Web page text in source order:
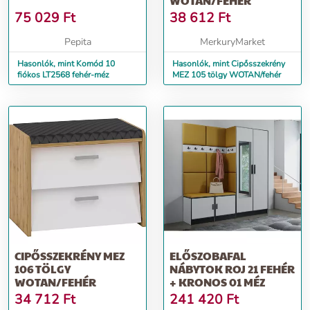
75 029 Ft
Pepita
Hasonlók, mint Komód 10
fiókos LT2568 fehér-méz
38 612 Ft
MerkuryMarket
Hasonlók, mint Cipősszekrény
MEZ 105 tölgy WOTAN/fehér
CIPŐSSZEKRÉNY MEZ
106 TÖLGY
WOTAN/FEHÉR
34 712 Ft
ELŐSZOBAFAL
NÁBYTOK ROJ 21 FEHÉR
+ KRONOS 01 MÉZ
241 420 Ft